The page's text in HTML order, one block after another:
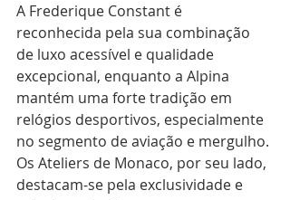
A Frederique Constant é
reconhecida pela sua combinação
de luxo acessível e qualidade
excepcional, enquanto a Alpina
mantém uma forte tradição em
relógios desportivos, especialmente
no segmento de aviação e mergulho.
Os Ateliers de Monaco, por seu lado,
destacam-se pela exclusividade e